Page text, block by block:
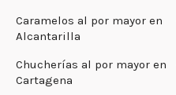
Caramelos al por mayor en
Alcantarilla
Chucherías al por mayor en
Cartagena